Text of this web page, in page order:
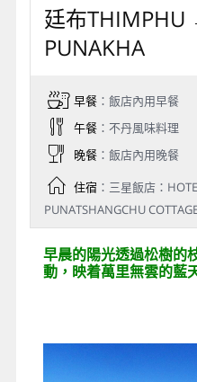
則會劃分成4層禪室、
12吋小金佛，每層再供
帶來無量加持、和平及
旺楚克 陛下(現代不丹
Choden Wangchuck 女
最初紀念塔是吉美˙多
一個代表佛祖心靈，致
占星學院Pangri Zampa :
於廷布北部，是不丹最
一所佛學院，學生僧侶
傳佛教和占星術。